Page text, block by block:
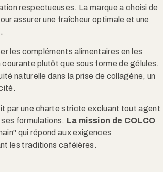
respectueuses. La marque a choisi de
assurer une fraîcheur optimale et une
les compléments alimentaires en les
plutôt que sous forme de gélules.
naturelle dans la prise de collagène, un
par une charte stricte excluant tout agent
formulations. La mission de COLCO
qui répond aux exigences
les traditions caféières.